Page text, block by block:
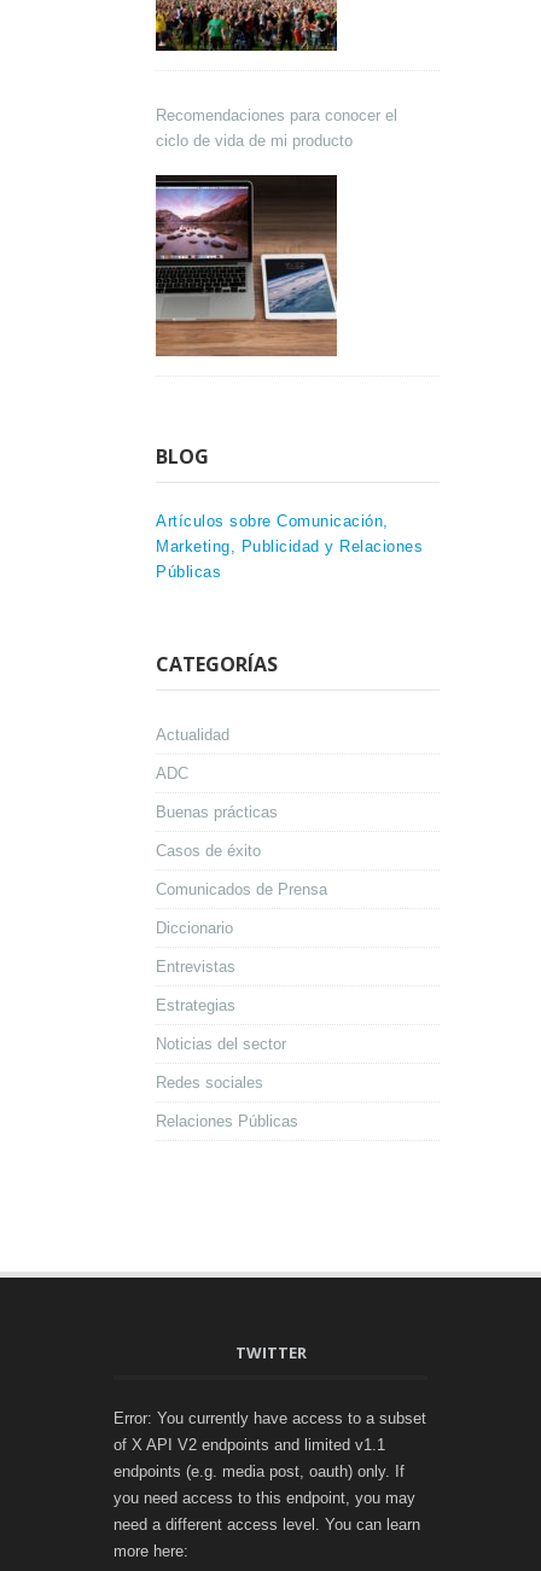
Recomendaciones para conocer el
ciclo de vida de mi producto
BLOG
Artículos sobre Comunicación,
Marketing, Publicidad y Relaciones
Públicas
CATEGORÍAS
Actualidad
ADC
Buenas prácticas
Casos de éxito
Comunicados de Prensa
Diccionario
Entrevistas
Estrategias
Noticias del sector
Redes sociales
Relaciones Públicas
TWITTER
Error: You currently have access to a subset
of X API V2 endpoints and limited v1.1
endpoints (e.g. media post, oauth) only. If
you need access to this endpoint, you may
need a different access level. You can learn
more here: